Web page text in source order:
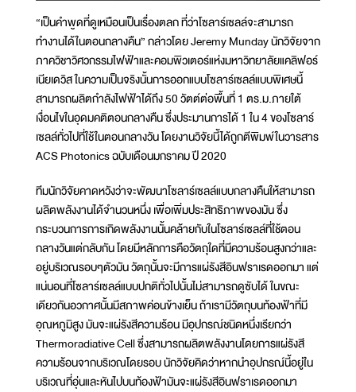
“เป็นคำพูดที่ดูเหมือนเป็นเรื่องตลก ที่ว่าโซลาร์เซลล์จะสามารถ
ทำงานได้ในตอนกลางคืน” กล่าวโดย Jeremy Munday นักวิจัยจาก
ภาควิชาวิศวกรรมไฟฟ้าและคอมพิวเตอร์แห่งมหาวิทยาลัยแคลิฟอร์
เนียเดวิส ในความเป็นจริงนั้นการออกแบบโซลาร์เซลล์แบบพิเศษนี้
สามารถผลิตกำลังไฟฟ้าได้ถึง 50 วัตต์ต่อพื้นที่ 1 ตร.ม.ภายใต้
เงื่อนไขในอุดมคติตอนกลางคืน ซึ่งประมานการได้ 1 ใน 4 ของโซลาร์
เซลล์ทั่วไปที่ใช้ในตอนกลางวัน โดยงานวิจัยนี้ได้ถูกตีพิมพ์ในวารสาร
ACS Photonics ฉบับเดือนมกราคม ปี 2020
ทีมนักวิจัยคาดหวังว่าจะพัฒนาโซลาร์เซลล์แบบกลางคืนให้สามารถ
ผลิตพลังงานได้จำนวนหนึ่ง เพื่อเพิ่มประสิทธิภาพของมัน ซึ่ง
กระบวนการการเกิดพลังงานนั้นคล้ายกับในโซลาร์เซลล์ที่ใช้ตอน
กลางวันแต่กลับกัน โดยมีหลักการคือวัตถุใดที่มีความร้อนสูงกว่าและ
อยู่บริเวณรอบๆตัวมัน วัตถุนั้นจะมีการแผ่รังสีอินฟราเรดออกมา แต่
แน่นอนที่โซลาร์เซลล์แบบปกติทั่วไปนั้นไม่สามารถดูซับได้ ในขณะ
เดียวกันอวกาศนั้นมีสภาพค่อนข้างเย็น ถ้าเรามีวัตถุบนท้องฟ้าที่มี
อุณหภูมิสูง มันจะแผ่รังสีความร้อน มีอุปกรณ์ชนิดหนึ่งเรียกว่า
Thermoradiative Cell ซึ่งสามารถผลิตพลังงานโดยการแผ่รังสี
ความร้อนจากบริเวณโดยรอบ นักวิจัยคิดว่าหากนำอุปกรณ์นี้อยู่ใน
บริเวณที่อุ่นและหันไปบนท้องฟ้ามันจะแผ่รังสีอินฟราเรดออกมา